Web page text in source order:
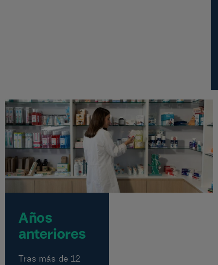
Años
anteriores
Tras más de 12